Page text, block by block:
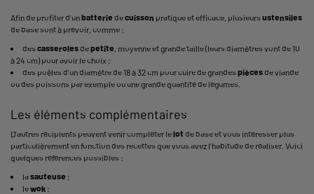
Afin de profiter d'unbatterie decuisson pratique et efficace, plusieurs ustensiles
de base sont à prévoir, comme :
des casserolesdepetite , moyenne et grande taille (leurs diamètres vont de 10
à 24 cm) pour avoir le choix ;
des poêles d'un diamètre de 18 à 32 cm pour cuire de grandes piècesde viande
ou des poissons par exemple ou une grande quantité de légumes.
Les éléments complémentaires
D'autres récipients peuvent venir compléter lelot de base et vous intéresser plus
particulièrement en fonction des recettes que vous avez l'habitude de réaliser. Voici
quelques références possibles :
lasauteuse ;
lewok ;